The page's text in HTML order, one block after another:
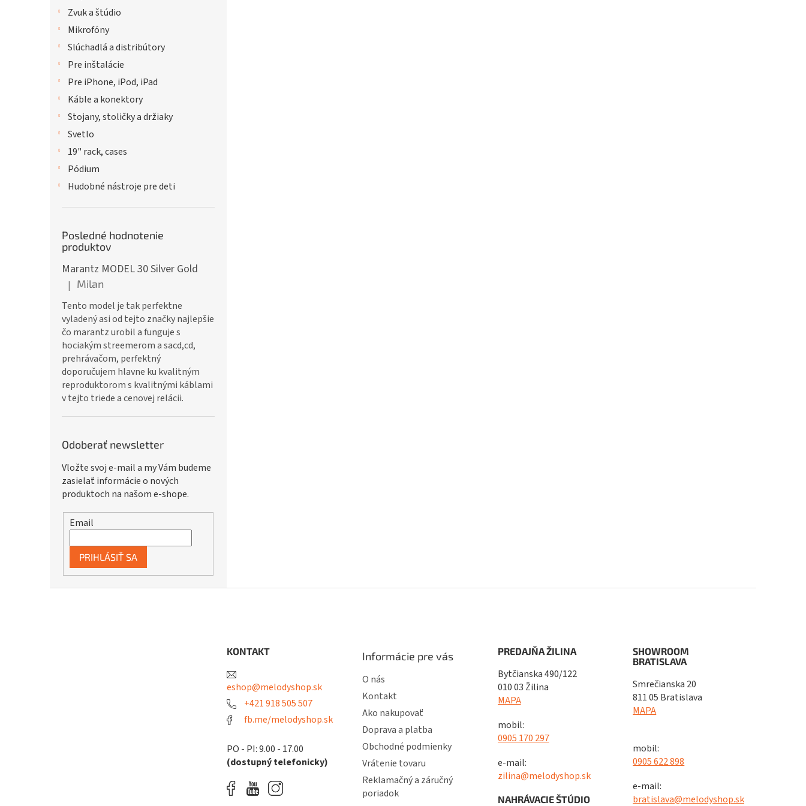
Zvuk a štúdio
Mikrofóny
Slúchadlá a distribútory
Pre inštalácie
Pre iPhone, iPod, iPad
Káble a konektory
Stojany, stoličky a držiaky
Svetlo
19" rack, cases
Pódium
Hudobné nástroje pre deti
Posledné hodnotenie
produktov
Marantz MODEL 30 Silver Gold
Hodnotenie produktu je 5 z 5 hviezdičiek.
| Milan
Tento model je tak perfektne
vyladený asi od tejto značky najlepšie
čo marantz urobil a funguje s
hociakým streemerom a sacd,cd,
prehrávačom, perfektný
doporučujem hlavne ku kvalitným
reproduktorom s kvalitnými káblami
v tejto triede a cenovej relácii.
Odoberať newsletter
Vložte svoj e-mail a my Vám budeme
zasielať informácie o nových
produktoch na našom e-shope.
Email
PRIHLÁSIŤ SA
KONTAKT
eshop@melodyshop.sk
+421 918 505 507
fb.me/melodyshop.sk
PO - PI: 9.00 - 17.00
(dostupný telefonicky)
Informácie pre vás
O nás
Kontakt
Ako nakupovať
Doprava a platba
Obchodné podmienky
Vrátenie tovaru
Reklamačný a záručný
poriadok
PREDAJŇA ŽILINA
Bytčianska 490/122
010 03 Žilina
MAPA
mobil:
0905 170 297
e-mail:
zilina@melodyshop.sk
NAHRÁVACIE ŠTÚDIO
SHOWROOM
BRATISLAVA
Smrečianska 20
811 05 Bratislava
MAPA
mobil:
0905 622 898
e-mail:
bratislava@melodyshop.sk